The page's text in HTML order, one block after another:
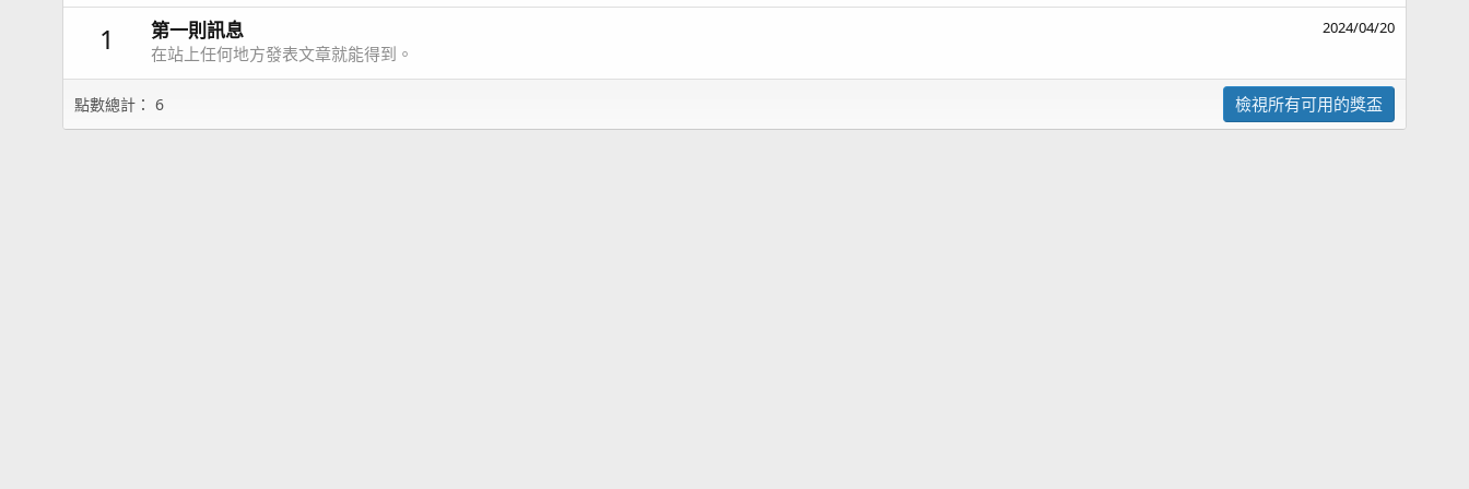
1 2024/04/20
第一則訊息
在站上任何地方發表文章就能得到。
點數總計： 6 檢視所有可用的獎盃